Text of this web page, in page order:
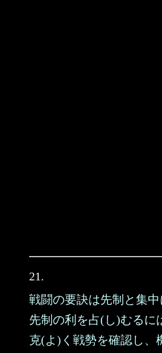
21.
戦闘の要訣は先制と集中
先制の利を占(し)むるに
克(よ)く戦勢を確認し、